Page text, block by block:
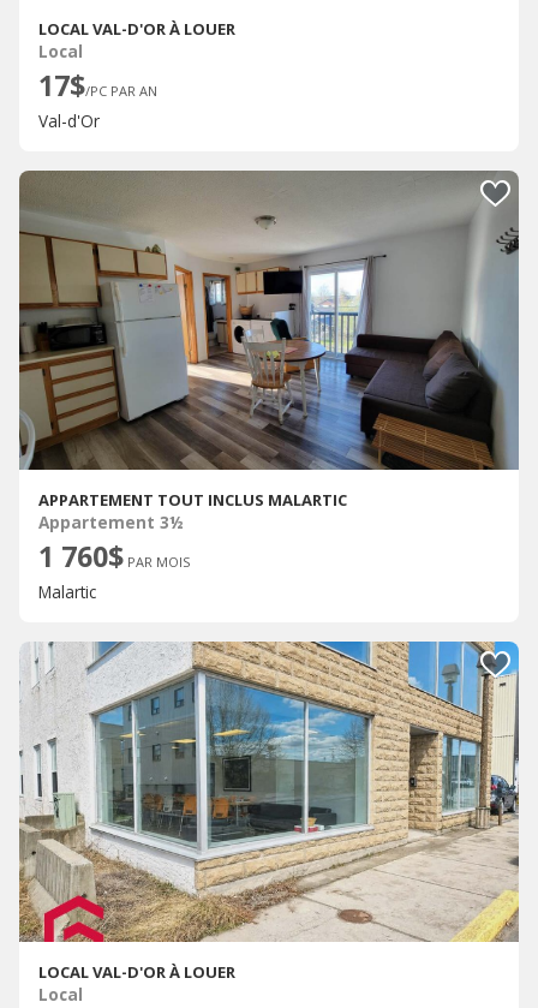
LOCAL VAL-D'OR À LOUER
Local
17$/PC PAR AN
Val-d'Or
APPARTEMENT TOUT INCLUS MALARTIC
Appartement 3½
1 760$ PAR MOIS
Malartic
LOCAL VAL-D'OR À LOUER
Local